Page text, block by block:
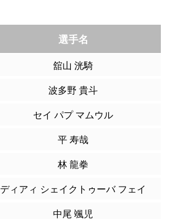
選手名
舘山 洸騎
波多野 貴斗
セイ パプ マムウル
平 寿哉
林 龍拳
ディアィ シェイクトゥーバ フェイ
中尾 颯児